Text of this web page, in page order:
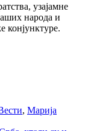
узајамне
народа и
конјунктуре.
, Марија